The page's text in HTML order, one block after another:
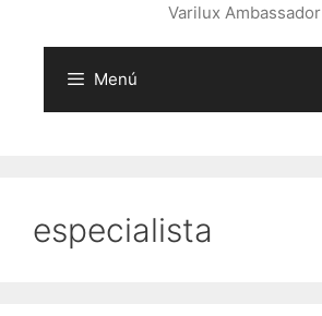
Varilux Ambassador
Menú
especialista